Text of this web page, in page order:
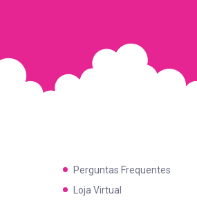
Perguntas Frequentes
Loja Virtual